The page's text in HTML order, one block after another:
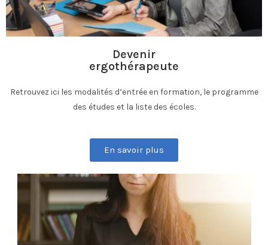
Devenir
ergothérapeute
Retrouvez ici les modalités d’entrée en formation, le programme
des études et la liste des écoles.
En savoir plus